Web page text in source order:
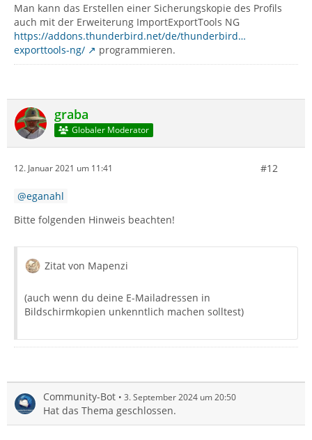
Man kann das Erstellen einer Sicherungskopie des Profils
auch mit der Erweiterung ImportExportTools NG
https://addons.thunderbird.net/de/thunderbird…
exporttools-ng/
programmieren.
graba
Globaler Moderator
12. Januar 2021 um 11:41 #12
eganahl
Bitte folgenden Hinweis beachten!
Zitat von Mapenzi
(auch wenn du deine E-Mailadressen in
Bildschirmkopien unkenntlich machen solltest)
Community-Bot 3. September 2024 um 20:50
Hat das Thema geschlossen.